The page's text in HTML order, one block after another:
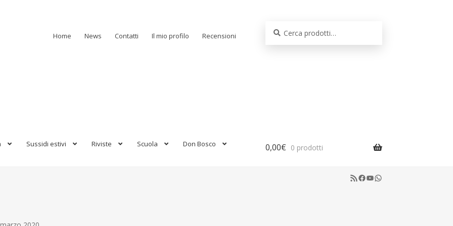
Home News Contatti Il mio profilo Recensioni
Sussidi estivi Riviste Scuola Don Bosco 0,00€ 0 prodotti
RSS Feed
Facebook
YouTube
WhatsApp